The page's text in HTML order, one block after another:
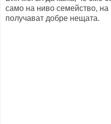
само на ниво семейство,
получават добре нещата.